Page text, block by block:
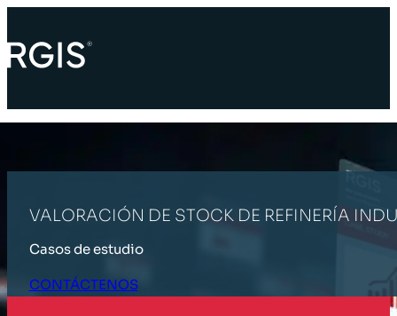
VALORACIÓN DE STOCK DE REFINERÍA
Casos de estudio
CONTÁCTENOS